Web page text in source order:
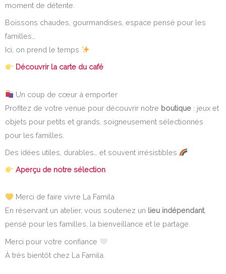
moment de détente.
Boissons chaudes, gourmandises, espace pensé pour les
familles…
Ici, on prend le temps
Découvrir la carte du café
Un coup de cœur à emporter
Profitez de votre venue pour découvrir notre boutique : jeux et
objets pour petits et grands, soigneusement sélectionnés
pour les familles.
Des idées utiles, durables… et souvent irrésistibles
Aperçu de notre sélection
Merci de faire vivre La Famila
En réservant un atelier, vous soutenez un lieu indépendant,
pensé pour les familles, la bienveillance et le partage.
Merci pour votre confiance
À très bientôt chez La Famila.